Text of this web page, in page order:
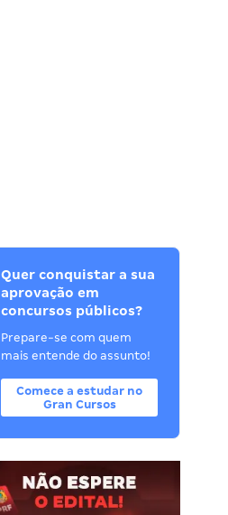
Quer conquistar a sua
aprovação em
concursos públicos?
Prepare-se com quem
mais entende do assunto!
Comece a estudar no
Gran Cursos